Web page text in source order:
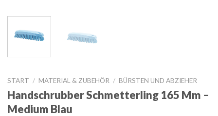
START / MATERIAL & ZUBEHÖR / BÜRSTEN UND ABZIEHER
Handschrubber Schmetterling 165 Mm –
Medium Blau